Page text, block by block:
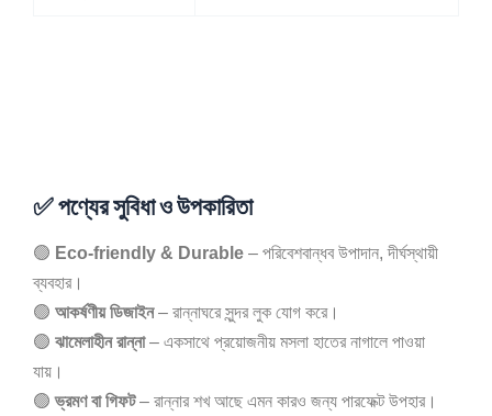
✅ পণ্যের সুবিধা ও উপকারিতা
🟢 Eco-friendly & Durable – পরিবেশবান্ধব উপাদান, দীর্ঘস্থায়ী
ব্যবহার।
🟢 আকর্ষণীয় ডিজাইন– রান্নাঘরে সুন্দর লুক যোগ করে।
🟢 ঝামেলাহীন রান্না– একসাথে প্রয়োজনীয় মসলা হাতের নাগালে পাওয়া
যায়।
🟢ভ্রমণ বা গিফট– রান্নার শখ আছে এমন কারও জন্য পারফেক্ট উপহার।